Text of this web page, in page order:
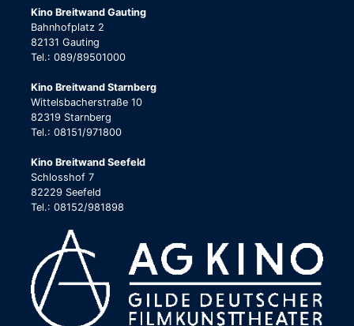
Kino Breitwand Gauting
Bahnhofplatz 2
82131 Gauting
Tel.: 089/89501000
Kino Breitwand Starnberg
Wittelsbacherstraße 10
82319 Starnberg
Tel.: 08151/971800
Kino Breitwand Seefeld
Schlosshof 7
82229 Seefeld
Tel.: 08152/981898